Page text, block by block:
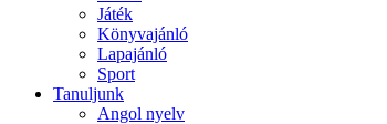
Játék
Könyvajánló
Lapajánló
Sport
Tanuljunk
Angol nyelv